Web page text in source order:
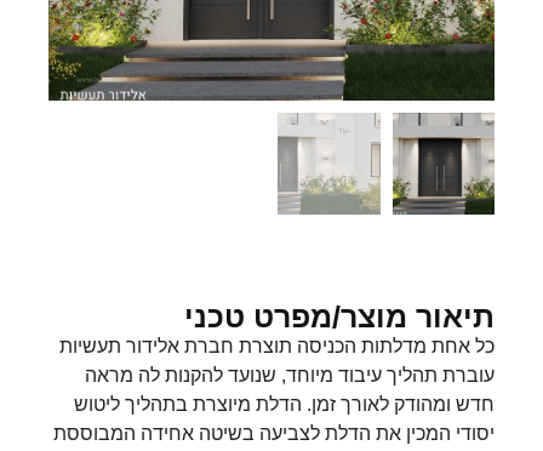
תיאור מוצר/מפרט טכני
כל אחת מדלתות הכניסה תוצרת חברת אלידור תעשיות
עוברת תהליך עיבוד מיוחד, שנועד להקנות לה מראה
חדש ומהודק לאורך זמן. הדלת מיוצרת בתהליך ליטוש
יסודי המכין את הדלת לצביעה בשיטה אחידה המבוססת